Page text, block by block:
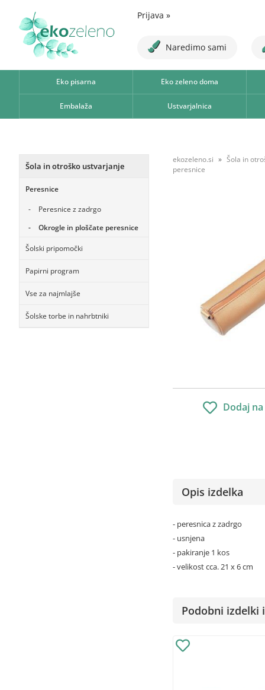
Prijava »
Naredimo sami
Eko pisarna Eko zeleno doma
Embalaža Ustvarjalnica
Šola in otroško ustvarjanje
Peresnice
Peresnice z zadrgo
Okrogle in ploščate peresnice
Šolski pripomočki
Papirni program
Vse za najmlajše
Šolske torbe in nahrbtniki
ekozeleno.si
Šola in
peresnice
Dodaj
Opis izdelka
- peresnica z zadrgo
- usnjena
- pakiranje 1 kos
- velikost cca. 21 x 6 cm
Podobni izdelki